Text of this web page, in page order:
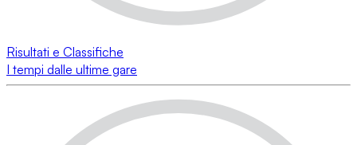
Risultati e Classifiche
I tempi dalle ultime gare